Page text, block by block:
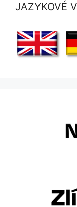
JAZYKOVÉ